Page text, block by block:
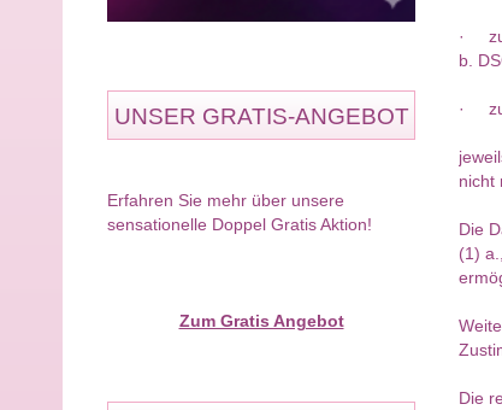
UNSER GRATIS-ANGEBOT
Erfahren Sie mehr über unsere
sensationelle Doppel Gratis Aktion!
Zum Gratis Angebot
·
b.
·
nicht
Die
(1)
Die